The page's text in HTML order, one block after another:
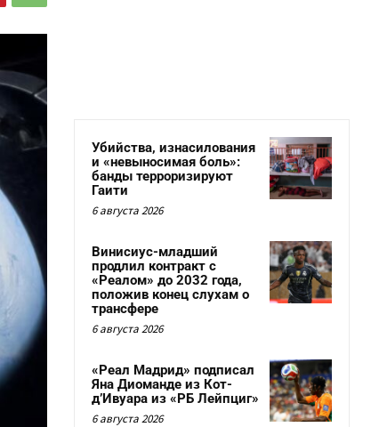
Убийства, изнасилования
и «невыносимая боль»:
банды терроризируют
Гаити
6 августа 2026
Винисиус-младший
продлил контракт с
«Реалом» до 2032 года,
положив конец слухам о
трансфере
6 августа 2026
«Реал Мадрид» подписал
Яна Диоманде из Кот-
д’Ивуара из «РБ Лейпциг»
6 августа 2026